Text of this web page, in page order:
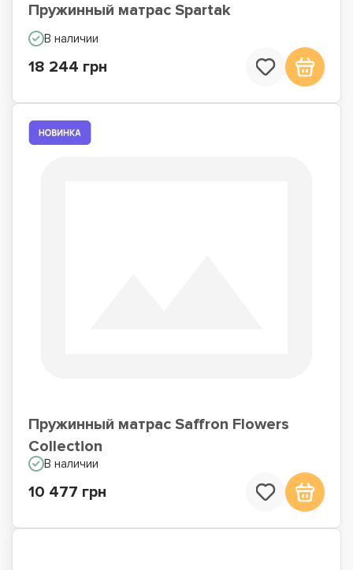
Пружинный матрас Spartak
В наличии
18 244 грн
Пружинный матрас Saffron Flowers
Collection
В наличии
10 477 грн